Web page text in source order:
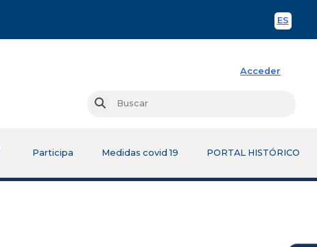
ES
Acceder
Buscar
Participa Medidas covid 19 PORTAL HISTÓRICO